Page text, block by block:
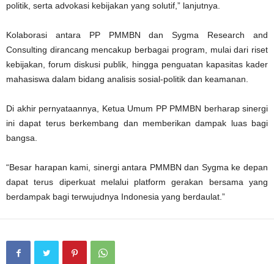
politik, serta advokasi kebijakan yang solutif,” lanjutnya.
Kolaborasi antara PP PMMBN dan Sygma Research and
Consulting dirancang mencakup berbagai program, mulai dari riset
kebijakan, forum diskusi publik, hingga penguatan kapasitas kader
mahasiswa dalam bidang analisis sosial-politik dan keamanan.
Di akhir pernyataannya, Ketua Umum PP PMMBN berharap sinergi
ini dapat terus berkembang dan memberikan dampak luas bagi
bangsa.
“Besar harapan kami, sinergi antara PMMBN dan Sygma ke depan
dapat terus diperkuat melalui platform gerakan bersama yang
berdampak bagi terwujudnya Indonesia yang berdaulat.”